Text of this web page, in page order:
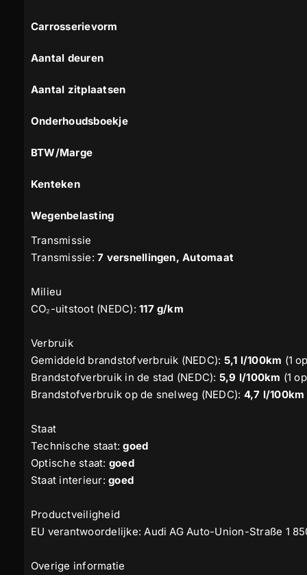
Carrosserievorm
Aantal deuren
Aantal zitplaatsen
Onderhoudsboekje
BTW/Marge
Kenteken
Wegenbelasting
Transmissie
Transmissie:7 versnellingen, Automaat
Milieu
CO₂-uitstoot (NEDC):117 g/km
Verbruik
Gemiddeld brandstofverbruik (NEDC): 5,1 l/100km (1
Brandstofverbruik in de stad (NEDC): 5,9 l/100km (1
Brandstofverbruik op de snelweg (NEDC): 4,7 l/100km
Staat
Technische staat:goed
Optische staat: goed
Staat interieur:goed
Productveiligheid
EU verantwoordelijke: Audi AG Auto-Union-Straße 1
Overige informatie